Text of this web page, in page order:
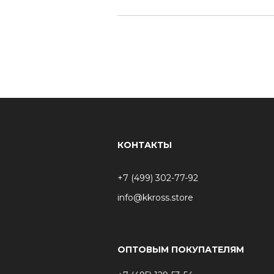
КОНТАКТЫ
+7 (499) 302-77-92
info@kkross.store
ОПТОВЫМ ПОКУПАТЕЛЯМ